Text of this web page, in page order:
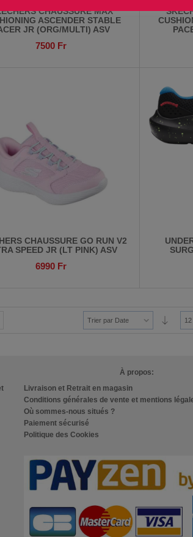
CHAUSSURE MAX
ASCENDER STABLE
JR (ORG/MULTI) ASV
7500 Fr
CHAUSSURE GO RUN V2
SPEED JR (LT PINK) ASV
6990 Fr
Trier par Date 12
À propos:
Livraison et Retrait en magasin
Conditions générales de vente et mentions
Où sommes-nous situés ?
Paiement sécurisé
Politique des Cookies